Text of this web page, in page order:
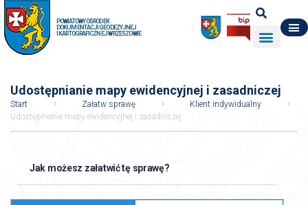
POWIATOWY OŚRODEK
DOKUMENTACJI GEODEZYJNEJ
I KARTOGRAFICZNEJ W RZESZOWIE
Udostępnianie mapy ewidencyjnej i zasadniczej
Start Załatw sprawę
Klient indywidualny
Udostępnianie mapy ewidencyjnej i zasadniczej
Jak możesz załatwić tę sprawę?